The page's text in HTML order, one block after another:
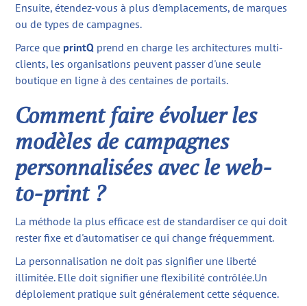
Ensuite, étendez-vous à plus d'emplacements, de marques
ou de types de campagnes.
Parce que printQ prend en charge les architectures multi-
clients, les organisations peuvent passer d'une seule
boutique en ligne à des centaines de portails.
Comment faire évoluer les
modèles de campagnes
personnalisées avec le web-
to-print ?
La méthode la plus efficace est de standardiser ce qui doit
rester fixe et d'automatiser ce qui change fréquemment.
La personnalisation ne doit pas signifier une liberté
illimitée. Elle doit signifier une flexibilité contrôlée.Un
déploiement pratique suit généralement cette séquence.